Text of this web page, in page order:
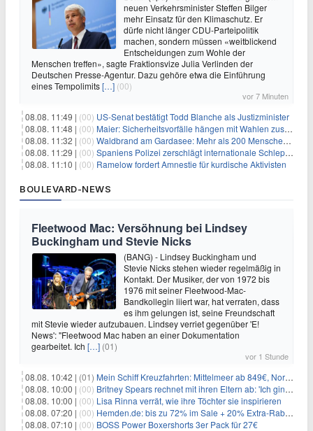
neuen Verkehrsminister Steffen Bilger
mehr Einsatz für den Klimaschutz. Er
dürfe nicht länger CDU-Parteipolitik
machen, sondern müssen «weitblickend
Entscheidungen zum Wohle der
Menschen treffen», sagte Fraktionsvize Julia Verlinden der
Deutschen Presse-Agentur. Dazu gehöre etwa die Einführung
eines Tempolimits[…] (00)
vor 7 Minuten
08.08. 11:49 | (00) US-Senat bestätigt Todd Blanche als Justizminister
08.08. 11:48 | (00) Maier: Sicherheitsvorfälle hängen mit Wahlen zusammen
08.08. 11:32 | (00) Waldbrand am Gardasee: Mehr als 200 Menschen evakuiert
08.08. 11:29 | (00) Spaniens Polizei zerschlägt internationale Schlepperbande
08.08. 11:10 | (00) Ramelow fordert Amnestie für kurdische Aktivisten
BOULEVARD-NEWS
Fleetwood Mac: Versöhnung bei Lindsey
Buckingham und Stevie Nicks
(BANG) - Lindsey Buckingham und
Stevie Nicks stehen wieder regelmäßig in
Kontakt. Der Musiker, der von 1972 bis
1976 mit seiner Fleetwood-Mac-
Bandkollegin liiert war, hat verraten, dass
es ihm gelungen ist, seine Freundschaft
mit Stevie wieder aufzubauen. Lindsey verriet gegenüber 'E!
News': "Fleetwood Mac haben an einer Dokumentation
gearbeitet. Ich […] (01)
vor 1 Stunde
08.08. 10:42 | (01) Mein Schiff Kreuzfahrten: Mittelmeer ab 849€, Norwegen ab 999€ p.P.
08.08. 10:00 | (00) Britney Spears rechnet mit ihren Eltern ab: 'Ich ging zwei Monate lang auf die Knie und weinte'
08.08. 10:00 | (00) Lisa Rinna verrät, wie ihre Töchter sie inspirieren
08.08. 07:20 | (00) Hemden.de: bis zu 72% im Sale + 20% Extra-Rabatt dank Gutschein
08.08. 07:10 | (00) BOSS Power Boxershorts 3er Pack für 27€